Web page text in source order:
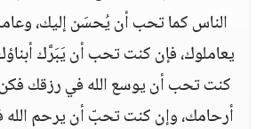
الناس كما تحب أن يُحسَن إليك،
يعاملوك، فإن كنت تحب أن يَبَرَّك
كنت تحب أن يوسع الله في رزقك
أرحامك، وإن كنت تحبّ أن يرحم